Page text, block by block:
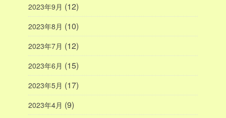
2023年9月 (12)
2023年8月 (10)
2023年7月 (12)
2023年6月 (15)
2023年5月 (17)
2023年4月 (9)